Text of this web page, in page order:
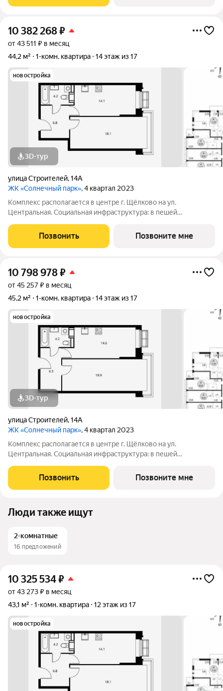
10 382 268₽
от 43 511 ₽ в месяц
44,2 м²
1-комн. квартира 14 этаж из 17
новостройка
3D-тур
улица Строителей,14А
ЖК «Солнечный парк», 4 квартал 2023
Комплекс располагается в центре г. Щёлково на ул.
Центральная. Социальная инфраструктура: в пешей
инфраструктура: рядом с жилым комплексом расположены
продуктовые супермаркеты, салоны красоты и
Позвонить Позвоните мне
10 798 978₽
от 45 257 ₽ в месяц
45,2 м²
1-комн. квартира 14 этаж из 17
новостройка
3D-тур
улица Строителей,14А
ЖК «Солнечный парк», 4 квартал 2023
Комплекс располагается в центре г. Щёлково на ул.
Центральная. Социальная инфраструктура: в пешей
инфраструктура: рядом с жилым комплексом расположены
продуктовые супермаркеты, салоны красоты и
Позвонить Позвоните мне
Люди также ищут
2-комнатные
16 предложений
10 325 534₽
от 43 273 ₽ в месяц
43,1 м²
1-комн. квартира 12 этаж из 17
новостройка